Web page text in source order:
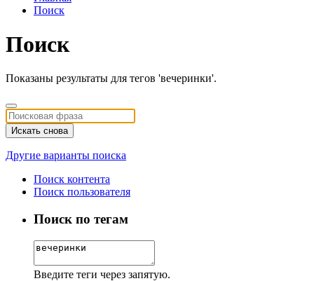
Поиск
Поиск
Показаны результаты для тегов 'вечеринки'.
Искать снова
Другие варианты поиска
Поиск контента
Поиск пользователя
Поиск по тегам
Введите теги через запятую.